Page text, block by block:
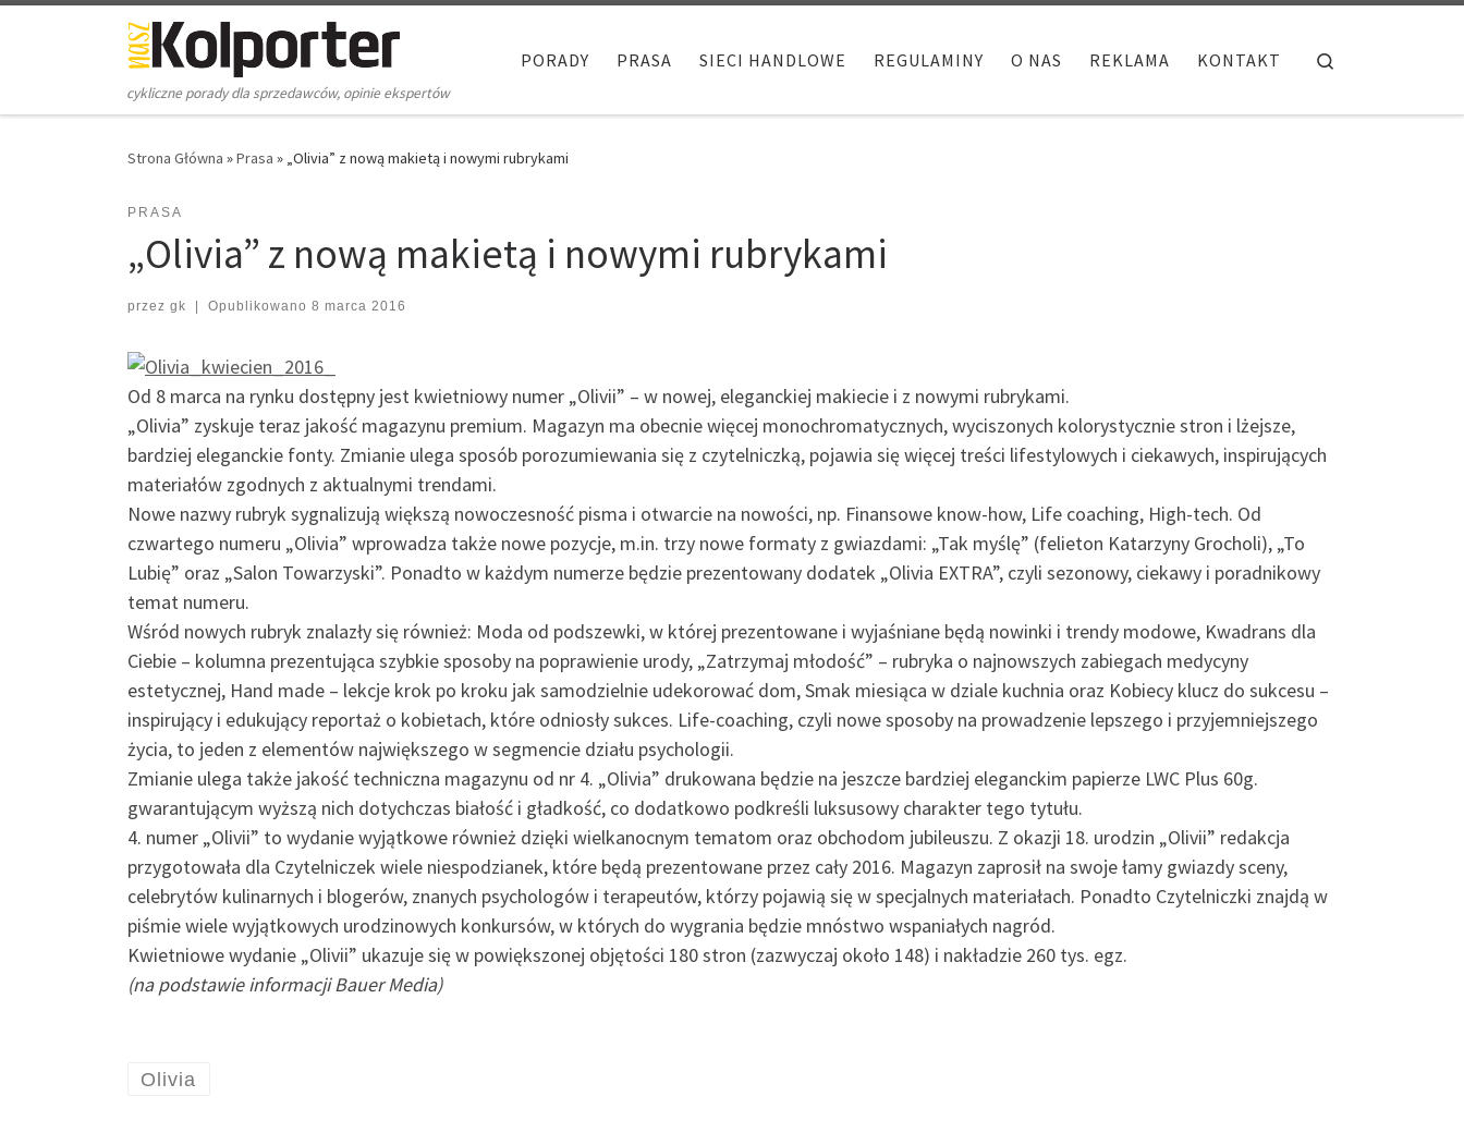
Skip to content
cykliczne porady dla sprzedawców, opinie ekspertów
PORADY PRASA SIECI HANDLOWE REGULAMINY O NAS REKLAMA KONTAKT
Strona Główna »Prasa » „Olivia” z nową makietą i nowymi rubrykami
PRASA
„Olivia” z nową makietą i nowymi rubrykami
przez gk Opublikowano 8 marca 2016
Od 8 marca na rynku dostępny jest kwietniowy numer „Olivii” – w nowej, eleganckiej makiecie i z nowymi rubrykami.
„Olivia” zyskuje teraz jakość magazynu premium. Magazyn ma obecnie więcej monochromatycznych, wyciszonych kolorystycznie stron i lżejsze,
bardziej eleganckie fonty. Zmianie ulega sposób porozumiewania się z czytelniczką, pojawia się więcej treści lifestylowych i ciekawych, inspirujących
materiałów zgodnych z aktualnymi trendami.
Nowe nazwy rubryk sygnalizują większą nowoczesność pisma i otwarcie na nowości, np. Finansowe know-how, Life coaching, High-tech. Od
czwartego numeru „Olivia” wprowadza także nowe pozycje, m.in. trzy nowe formaty z gwiazdami: „Tak myślę” (felieton Katarzyny Grocholi), „To
Lubię” oraz „Salon Towarzyski”. Ponadto w każdym numerze będzie prezentowany dodatek „Olivia EXTRA”, czyli sezonowy, ciekawy i poradnikowy
temat numeru.
Wśród nowych rubryk znalazły się również: Moda od podszewki, w której prezentowane i wyjaśniane będą nowinki i trendy modowe, Kwadrans dla
Ciebie – kolumna prezentująca szybkie sposoby na poprawienie urody, „Zatrzymaj młodość” – rubryka o najnowszych zabiegach medycyny
estetycznej, Hand made – lekcje krok po kroku jak samodzielnie udekorować dom, Smak miesiąca w dziale kuchnia oraz Kobiecy klucz do sukcesu –
inspirujący i edukujący reportaż o kobietach, które odniosły sukces. Life-coaching, czyli nowe sposoby na prowadzenie lepszego i przyjemniejszego
życia, to jeden z elementów największego w segmencie działu psychologii.
Zmianie ulega także jakość techniczna magazynu od nr 4. „Olivia” drukowana będzie na jeszcze bardziej eleganckim papierze LWC Plus 60g.
gwarantującym wyższą nich dotychczas białość i gładkość, co dodatkowo podkreśli luksusowy charakter tego tytułu.
4. numer „Olivii” to wydanie wyjątkowe również dzięki wielkanocnym tematom oraz obchodom jubileuszu. Z okazji 18. urodzin „Olivii” redakcja
przygotowała dla Czytelniczek wiele niespodzianek, które będą prezentowane przez cały 2016. Magazyn zaprosił na swoje łamy gwiazdy sceny,
celebrytów kulinarnych i blogerów, znanych psychologów i terapeutów, którzy pojawią się w specjalnych materiałach. Ponadto Czytelniczki znajdą w
piśmie wiele wyjątkowych urodzinowych konkursów, w których do wygrania będzie mnóstwo wspaniałych nagród.
Kwietniowe wydanie „Olivii” ukazuje się w powiększonej objętości 180 stron (zazwyczaj około 148) i nakładzie 260 tys. egz.
(na podstawie informacji Bauer Media)
Olivia